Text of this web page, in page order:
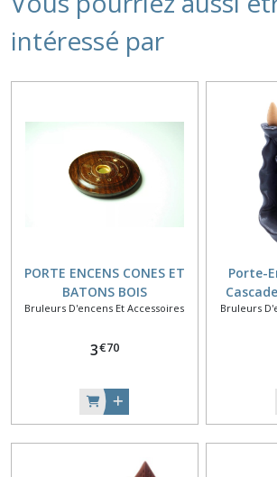
intéressé par
PORTE ENCENS CONES ET
BATONS BOIS
Bruleurs D'encens Et Accessoires
3€70
Porte-
Bruleurs